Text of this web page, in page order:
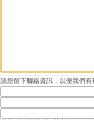
請您留下聯絡資訊，以便我們